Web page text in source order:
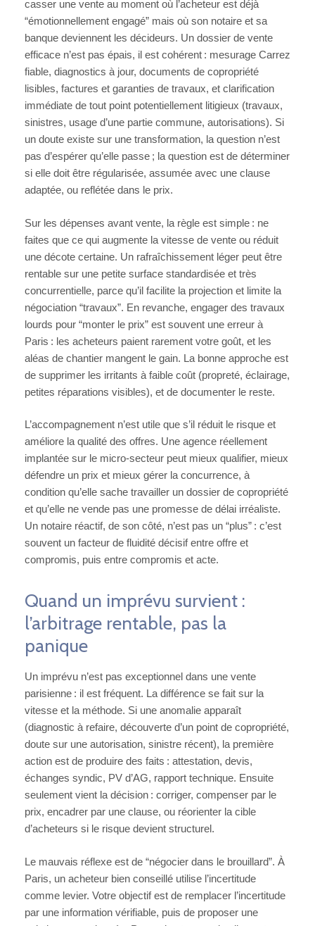
casser une vente au moment où l’acheteur est déjà
“émotionnellement engagé” mais où son notaire et sa
banque deviennent les décideurs. Un dossier de vente
efficace n’est pas épais, il est cohérent : mesurage Carrez
fiable, diagnostics à jour, documents de copropriété
lisibles, factures et garanties de travaux, et clarification
immédiate de tout point potentiellement litigieux (travaux,
sinistres, usage d’une partie commune, autorisations). Si
un doute existe sur une transformation, la question n’est
pas d’espérer qu’elle passe ; la question est de déterminer
si elle doit être régularisée, assumée avec une clause
adaptée, ou reflétée dans le prix.
Sur les dépenses avant vente, la règle est simple : ne
faites que ce qui augmente la vitesse de vente ou réduit
une décote certaine. Un rafraîchissement léger peut être
rentable sur une petite surface standardisée et très
concurrentielle, parce qu’il facilite la projection et limite la
négociation “travaux”. En revanche, engager des travaux
lourds pour “monter le prix” est souvent une erreur à
Paris : les acheteurs paient rarement votre goût, et les
aléas de chantier mangent le gain. La bonne approche est
de supprimer les irritants à faible coût (propreté, éclairage,
petites réparations visibles), et de documenter le reste.
L’accompagnement n’est utile que s’il réduit le risque et
améliore la qualité des offres. Une agence réellement
implantée sur le micro-secteur peut mieux qualifier, mieux
défendre un prix et mieux gérer la concurrence, à
condition qu’elle sache travailler un dossier de copropriété
et qu’elle ne vende pas une promesse de délai irréaliste.
Un notaire réactif, de son côté, n’est pas un “plus” : c’est
souvent un facteur de fluidité décisif entre offre et
compromis, puis entre compromis et acte.
Quand un imprévu survient :
l’arbitrage rentable, pas la
panique
Un imprévu n’est pas exceptionnel dans une vente
parisienne : il est fréquent. La différence se fait sur la
vitesse et la méthode. Si une anomalie apparaît
(diagnostic à refaire, découverte d’un point de copropriété,
doute sur une autorisation, sinistre récent), la première
action est de produire des faits : attestation, devis,
échanges syndic, PV d’AG, rapport technique. Ensuite
seulement vient la décision : corriger, compenser par le
prix, encadrer par une clause, ou réorienter la cible
d’acheteurs si le risque devient structurel.
Le mauvais réflexe est de “négocier dans le brouillard”. À
Paris, un acheteur bien conseillé utilise l’incertitude
comme levier. Votre objectif est de remplacer l’incertitude
par une information vérifiable, puis de proposer une